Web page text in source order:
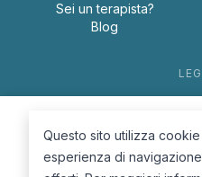
Sei un terapista?
Blog
Questo sito utilizza
esperienza di